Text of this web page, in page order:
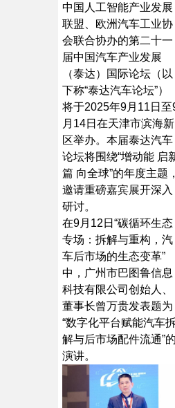
中国人工智能产业发展
联盟、欧洲汽车工业协
会联合协办的第二十一
届中国汽车产业发展
（泰达）国际论坛（以
下称“泰达汽车论坛”）
将于2025年9月11日至
月14日在天津市滨海新
区举办。本届泰达汽车
论坛将围绕“增动能 启
篇 向全球”的年度主题，
邀请重磅嘉宾展开深入
研讨。
在9月12日“碳循环生态
专场：拆解与重构，汽
车后市场的生态变革”
中，广州市巴图鲁信息
科技有限公司创始人、
董事长曾万贵发表题为
“数字化平台赋能汽车
解与后市场配件流通”的
演讲。